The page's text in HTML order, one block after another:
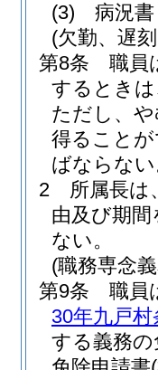
(3)
病況書
(欠勤、遅
第8条
職員
するとき
ただし、
得ること
ばならな
2
所属長は
由及び期
ない。
(職務専念
第9条
職員
30年九戸
する義務